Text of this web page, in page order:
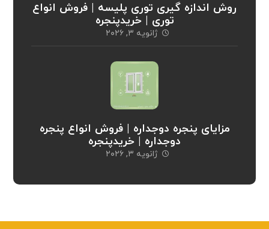
روش اندازه گیری توری پلیسه | فروش انواع
توری | خریدپنجره
ژانویه ۳, ۲۰۲۶
مزایای پنجره دوجداره | فروش انواع پنجره
دوجداره | خریدپنجره
ژانویه ۳, ۲۰۲۶